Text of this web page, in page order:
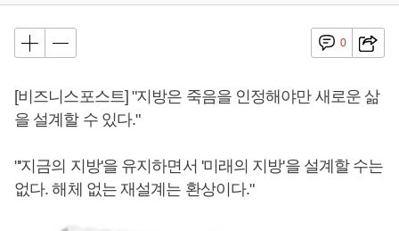
0
[비즈니스포스트] "지방은 죽음을 인정해야만 새로운 삶
을 설계할 수 있다."
"'지금의 지방'을 유지하면서 '미래의 지방'을 설계할 수는
없다. 해체 없는 재설계는 환상이다."